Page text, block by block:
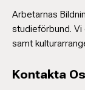
Arbetarnas
studieförbund.
samt
Kontakta